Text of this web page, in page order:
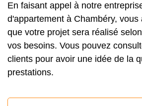
En faisant appel à notre
d'appartement à Chambéry, vous
que votre projet sera réalisé
vos besoins. Vous pouvez
clients pour avoir une idée de la
prestations.